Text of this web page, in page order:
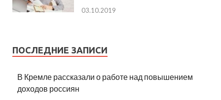
03.10.2019
ПОСЛЕДНИЕ ЗАПИСИ
В Кремле рассказали о работе над повышением
доходов россиян